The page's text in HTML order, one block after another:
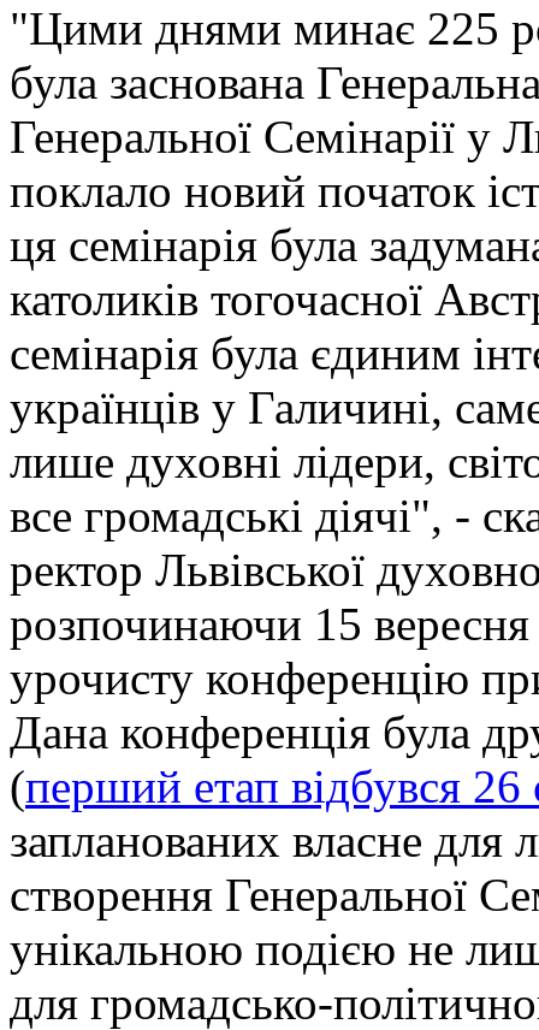
"Цими днями минає 225
була заснована
Генеральної Семінарії у
поклало новий початок
ця семінарія була
католиків тогочасної
семінарія була єдиним
українців у Галичині,
лише духовні лідери,
все громадські діячі", -
ректор Львівської
розпочинаючи 15 вересня
урочисту конференцію
Дана конференція була
(перший етап відбувся
запланованих власне для
створення Генеральної
унікальною подією не
для громадсько-